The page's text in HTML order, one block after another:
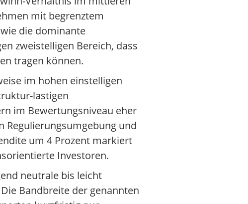
mit begrenztem
die dominante
zweistelligen Bereich, dass
tragen können.
im hohen einstelligen
lastigen
im Bewertungsniveau eher
Regulierungsumgebung und
um 4 Prozent markiert
Investoren.
neutrale bis leicht
Bandbreite der genannten